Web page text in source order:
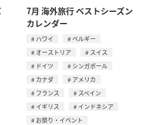
7月 海外旅行 ベストシーズン
カレンダー
ハワイ
ベルギー
オーストリア
スイス
ドイツ
シンガポール
カナダ
アメリカ
フランス
スペイン
イギリス
インドネシア
お祭り・イベント